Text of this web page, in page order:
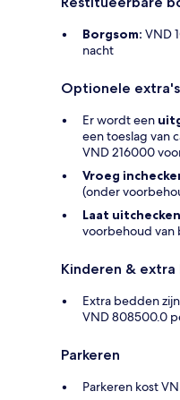
Borgsom: VND
nacht
Optionele extra's
Er wordt een
een toeslag van
VND 216000
Vroeg
(onder
Laat uitchecken
voorbehoud van
Kinderen & extra
Extra bedden
VND 808500.0
Parkeren
Parkeren kost